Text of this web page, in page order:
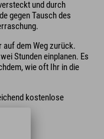
und durch
gegen Tausch des
auf dem Weg zurück.
Stunden einplanen. Es
wie oft Ihr in die
kostenlose